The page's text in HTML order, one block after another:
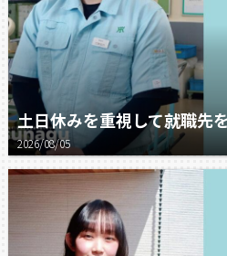
土日休みを重視して就職先
2026/08/05